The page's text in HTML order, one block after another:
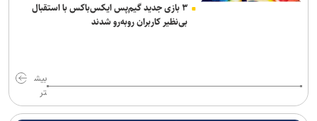
۳ بازی جدید گیم‌پس ایکس‌باکس با استقبال
بی‌نظیر کاربران روبه‌رو شدند
بیش
تر